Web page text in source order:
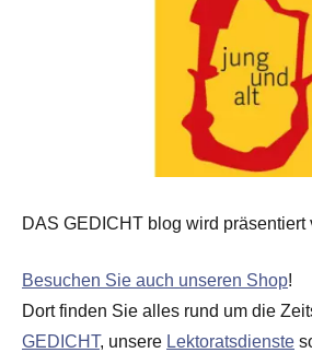
DAS GEDICHT blog wird präsentiert
Besuchen Sie auch unseren Shop!
Dort finden Sie alles rund um die
GEDICHT, unsere Lektoratsdienste